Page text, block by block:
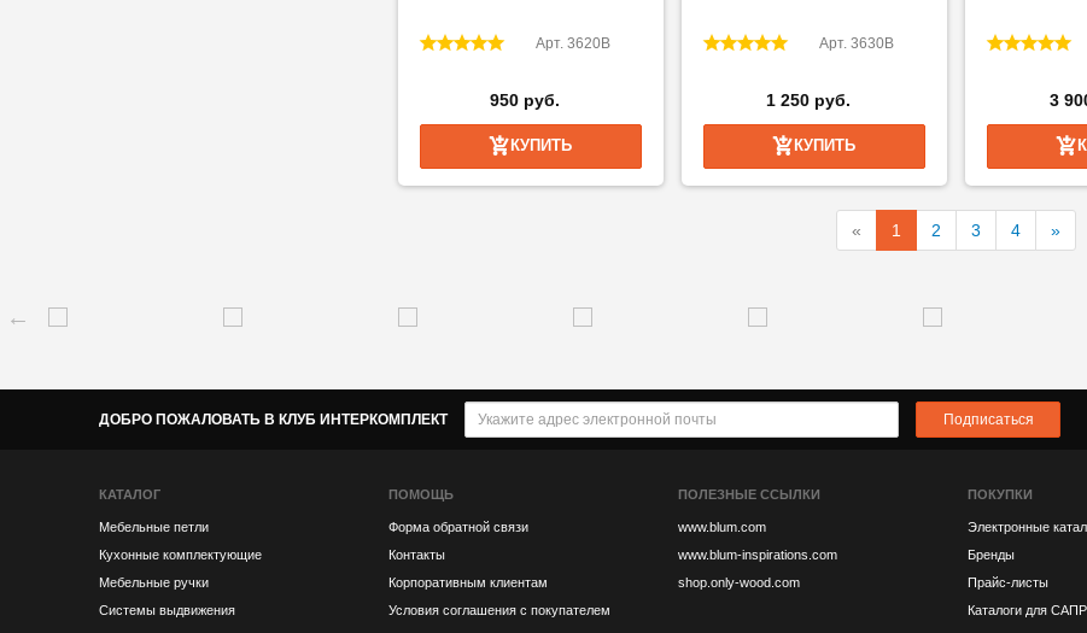
Арт. 3620B
950 руб.
КУПИТЬ
Арт. 3630B
1 250 руб.
КУПИТЬ
3
« 1 2 3 4 »
ДОБРО ПОЖАЛОВАТЬ В КЛУБ ИНТЕРКОМПЛЕКТ Подписаться
КАТАЛОГ
Мебельные петли
Кухонные комплектующие
Мебельные ручки
Системы выдвижения
ПОМОЩЬ
Форма обратной связи
Контакты
Корпоративным клиентам
Условия соглашения с покупателем
ПОЛЕЗНЫЕ ССЫЛКИ
www.blum.com
www.blum-inspirations.com
shop.only-wood.com
ПОКУПКИ
Электронные
Бренды
Прайс-листы
Каталоги для САПР